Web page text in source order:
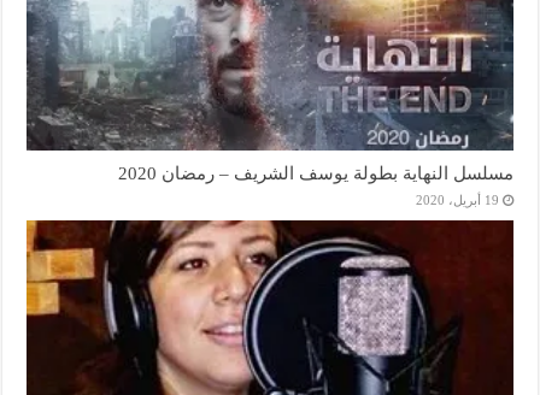
مسلسل النهاية بطولة يوسف الشريف – رمضان 2020
19 أبريل، 2020